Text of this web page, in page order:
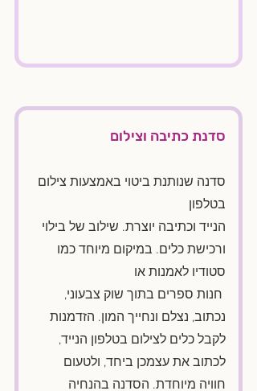
סדנת כתיבה וצילום
סדנה שנותנת ביטוי באמצעות צילום
בטלפון
הנייד וכתיבה יוצרת. שילוב של בילוי
ורכישת כלים. במיקום מיוחד כמו
סטודיו לאמנות או
חנות ספרים בתוך שוק צבעוני,
נכתוב, נצלם ונחייך המון. הזדמנות
לקבל כלים לצילום בטלפון הנייד,
לכתוב את עצמכן ביחד, ולטעום
חוויה מיוחדת. הסדנה בהנחיה